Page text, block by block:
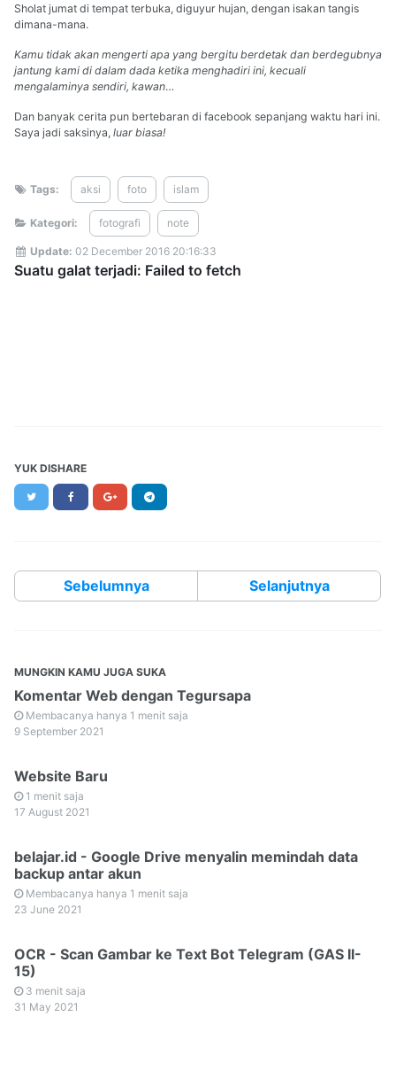
Sholat jumat di tempat terbuka, diguyur hujan, dengan isakan tangis
dimana-mana.
Kamu tidak akan mengerti apa yang bergitu berdetak dan berdegubnya
jantung kami di dalam dada ketika menghadiri ini, kecuali
mengalaminya sendiri, kawan…
Dan banyak cerita pun bertebaran di facebook sepanjang waktu hari ini.
Saya jadi saksinya, luar biasa!
Tags: aksi foto islam
Kategori: fotografi note
Update: 02 December 2016 20:16:33
YUK DISHARE
Twitter FacebookGoogle+
Sebelumnya Selanjutnya
MUNGKIN KAMU JUGA SUKA
Komentar Web dengan Tegursapa
Membacanya hanya 1 menit saja
9 September 2021
Website Baru
1 menit saja
17 August 2021
belajar.id - Google Drive menyalin memindah data
backup antar akun
Membacanya hanya 1 menit saja
23 June 2021
OCR - Scan Gambar ke Text Bot Telegram (GAS II-
15)
3 menit saja
31 May 2021